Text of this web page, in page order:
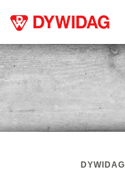
DYWIDAG